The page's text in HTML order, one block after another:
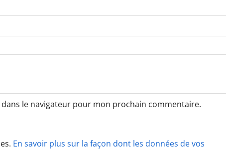
le navigateur pour mon prochain commentaire.
En savoir plus sur la façon dont les données de vos